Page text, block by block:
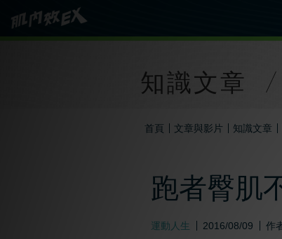
知識文章
首頁 文章與影片 知識文章
跑者臀肌
運動人生 2016/08/09 作